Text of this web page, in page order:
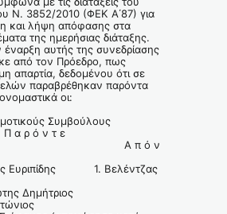
Ν. 3852/2010 (ΦΕΚ Α΄87) για
και λήψη απόφασης στα
της ημερήσιας διάταξης.
έναρξη αυτής της συνεδρίασης
από τον Πρόεδρο, πως
απαρτία, δεδομένου ότι σε
παραβρέθηκαν παρόντα
οι:
Συμβούλους
ν τ ε
π ό ν
Ευριπίδης 1. Βελέντζας
Δημήτριος